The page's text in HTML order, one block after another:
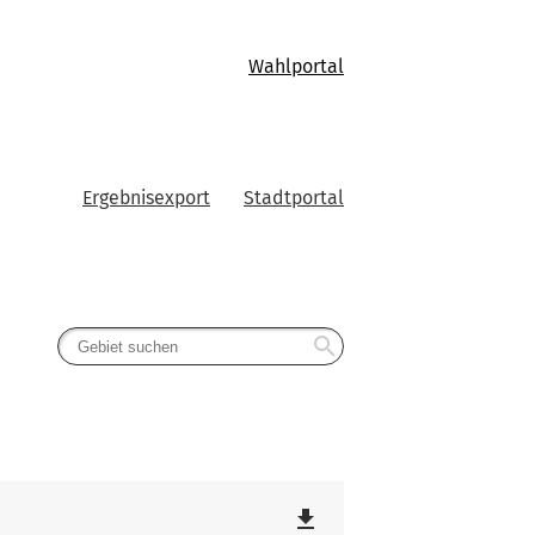
Wahlportal
Ergebnisexport Stadtportal
search
file_download